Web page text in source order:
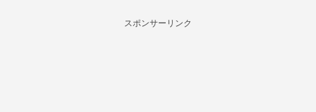
スポンサーリンク